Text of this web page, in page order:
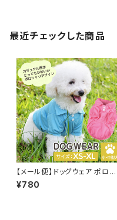
最近チェックした商品
【メール便】ドッグウェア ポロシ
ャツ 犬 猫 ペット 半袖 薄手 着
せやすい／pets017
¥780